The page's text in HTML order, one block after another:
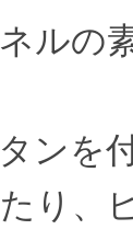
ルの
ンを
り、